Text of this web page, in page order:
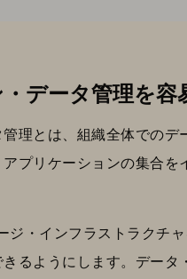
データ管理を
理とは、組織全体での
プリケーションの集合
ジ・インフラストラクチ
るようにします。デー